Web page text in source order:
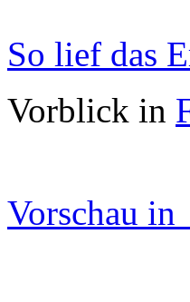
So lief das
Vorblick in
Vorschau in